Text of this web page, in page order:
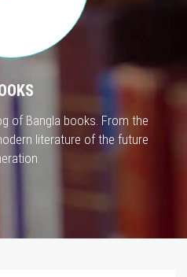
of Bangla books. From the
literature of the future